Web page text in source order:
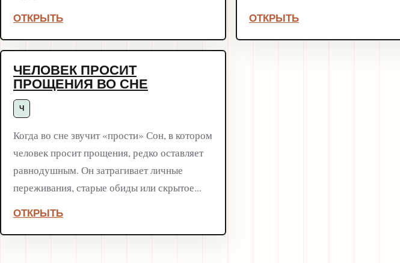
ОТКРЫТЬ ОТКРЫТЬ
ЧЕЛОВЕК ПРОСИТ
ПРОЩЕНИЯ ВО СНЕ
Ч
Когда во сне звучит «прости» Сон, в котором
человек просит прощения, редко оставляет
равнодушным. Он затрагивает личные
переживания, старые обиды или скрытое...
ОТКРЫТЬ